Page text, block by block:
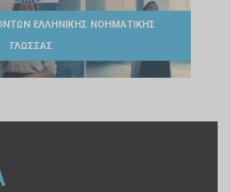
ΕΛΛΗΝΙΚΗΣ ΝΟΗΜΑΤΙΚΗΣ
ΓΛΩΣΣΑΣ